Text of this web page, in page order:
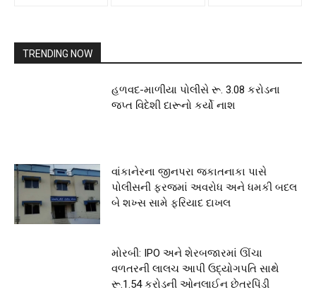
TRENDING NOW
હળવદ-માળીયા પોલીસે રૂ. 3.08 કરોડના
જપ્ત વિદેશી દારૂનો કર્યો નાશ
વાંકાનેરના જીનપરા જકાતનાકા પાસે
પોલીસની ફરજમાં અવરોધ અને ધમકી બદલ
બે શખ્સ સામે ફરિયાદ દાખલ
મોરબી: IPO અને શેરબજારમાં ઊંચા
વળતરની લાલચ આપી ઉદ્યોગપતિ સાથે
રૂ.1.54 કરોડની ઓનલાઈન છેતરપિંડી